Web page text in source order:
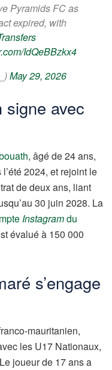
Pyramids FC as
expired, with
IdQeBBzkx4
May 29, 2026
signe avec
, âgé de 24 ans,
2024, et rejoint le
de deux ans, liant
30 juin 2028. La
Instagramdu
évalué à 150 000
s’engage
mauritanien,
les U17 Nationaux,
joueur de 17 ans a